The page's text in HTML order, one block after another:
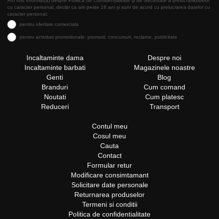
cu caracter personal, declar ca am peste 16 ani și sunt de acord cu prelucrarea datelor cu
caracter personal:
pentru ofertare comerciala
pentru activitati promotionale: promotii, concursuri, reclame, publicitate
Incaltaminte dama
Incaltaminte barbati
Genti
Branduri
Noutati
Reduceri
Despre noi
Magazinele noastre
Blog
Cum comand
Cum platesc
Transport
Contul meu
Cosul meu
Cauta
Contact
Formular retur
Modificare consimtamant
Solicitare date personale
Returnarea produselor
Termeni si conditii
Politica de confidentialitate